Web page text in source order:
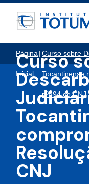
Página
Inicial
| Curso sobre
Tocantinense
nº594 do CNJ
Curso
CNJ